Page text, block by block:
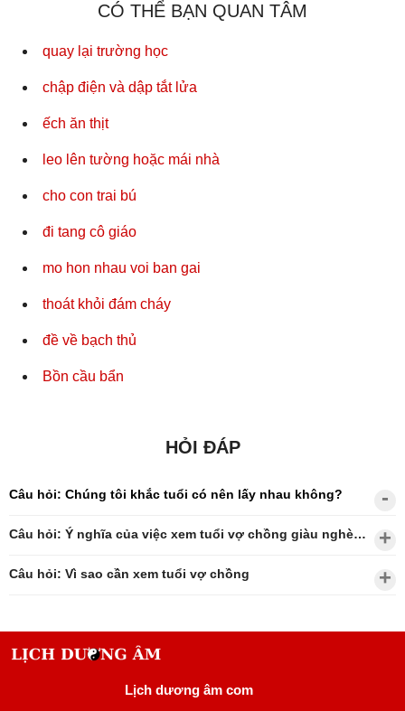
CÓ THỂ BẠN QUAN TÂM
quay lại trường học
chập điện và dập tắt lửa
ếch ăn thịt
leo lên tường hoặc mái nhà
cho con trai bú
đi tang cô giáo
mo hon nhau voi ban gai
thoát khỏi đám cháy
đề về bạch thủ
Bồn cầu bẩn
HỎI ĐÁP
Câu hỏi: Chúng tôi khắc tuổi có nên lấy nhau không?
Câu hỏi: Ý nghĩa của việc xem tuổi vợ chồng giàu nghèo?
Câu hỏi: Vì sao cần xem tuổi vợ chồng
Lịch dương âm com